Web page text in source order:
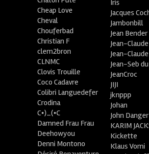
Cheap Love
Cheval
Chouferbad
Christian F
clem2bron
CLNMC
Clovis Trouille
Coco Cadavre
Colibri Languedefer
Crodina
C•)_(•C
Damned Frau Frau
Deehowyou
Denni Montono
Iris
Jacques
Jambonbill
Jean Bender
Jean-
Jean-
Jean-Seb
JeanCroc
JIJI
jknppp
Johan
John Danger
KARIM
Kickette
Klaus Vomi